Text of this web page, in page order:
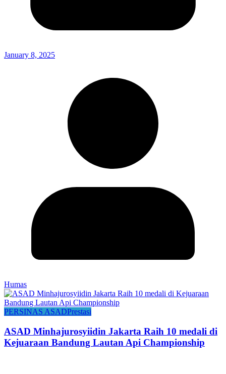
January 8, 2025
Humas
PERSINAS ASADPrestasi
ASAD Minhajurosyiidin Jakarta Raih 10 medali di
Kejuaraan Bandung Lautan Api Championship